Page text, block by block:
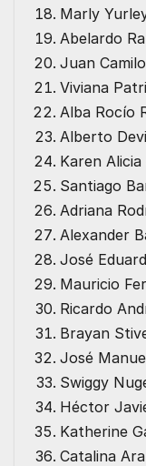
Marly
Abelardo
Juan
Viviana
Alba Rocío
Alberto
Karen
Santiago
Adriana
Alexander
José
Mauricio
Ricardo
Brayan
José
Swiggy
Héctor
Katherine
Catalina